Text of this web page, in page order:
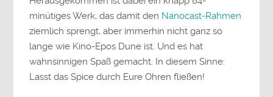
minütiges Werk, das damit den Nanocast-Rahmen
ziemlich sprengt, aber immerhin nicht ganz so
lange wie Kino-Epos Dune ist. Und es hat
wahnsinnigen Spaß gemacht. In diesem Sinne:
Lasst das Spice durch Eure Ohren fließen!